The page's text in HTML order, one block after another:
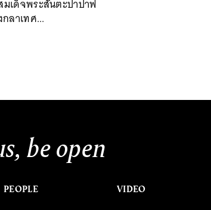
เด็จพระสันตะปาปาฟ
ลาเทศ...
be open
PEOPLE VIDEO